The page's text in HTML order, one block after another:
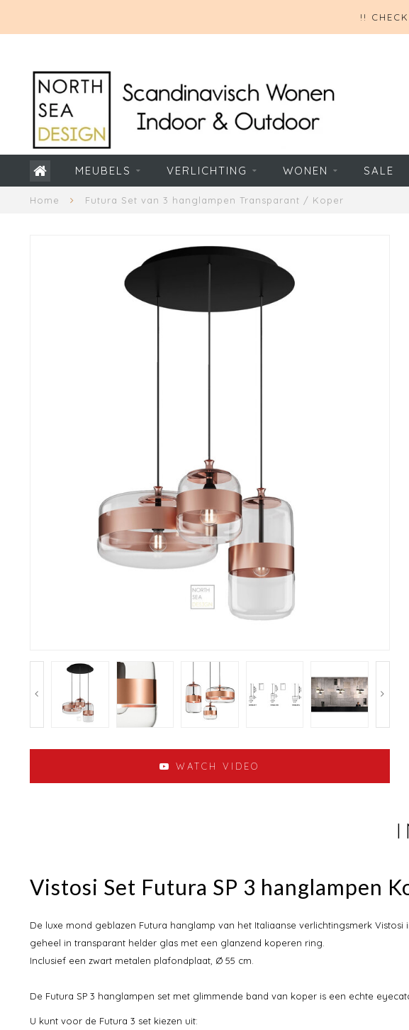
!!
MEUBELS VERLICHTING WONEN SALE
Home Futura Set van 3 hanglampen Transparant / Koper
WATCH VIDEO
Vistosi Set Futura SP 3 hanglampen
De luxe mond geblazen Futura hanglamp van het Italiaanse verlichtingsmerk Vistosi
geheel in transparant helder glas met een glanzend koperen ring.
Inclusief een zwart metalen plafondplaat, Ø 55 cm.
De Futura SP 3 hanglampen set met glimmende band van koper is een echte
U kunt voor de Futura 3 set kiezen uit: